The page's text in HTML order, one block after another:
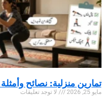
تمارين منزلية: نصائح
مايو 25, 2026
لا توجد تعليقات